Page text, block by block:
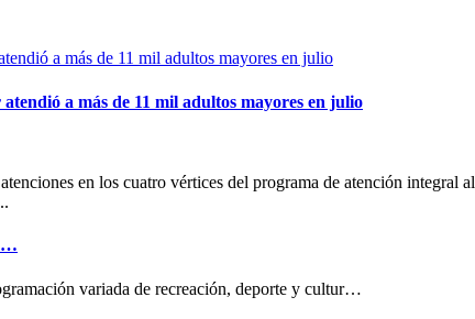
a más de 11 mil adultos mayores en julio
en los cuatro vértices del programa de atención integral al
variada de recreación, deporte y cultur…